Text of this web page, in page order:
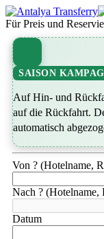
Für Preis und
SAISON
Auf Hin- und
auf die Rückfahrt.
automatisch
Von ? (Hotelname,
Nach ? (Hotelname,
Datum